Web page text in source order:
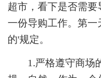
超市，看下是否需
一份导购工作。第
的'规定。
1.严格遵守商场的